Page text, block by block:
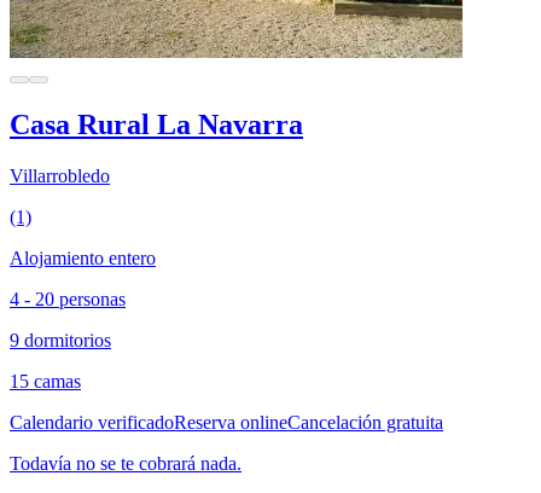
Casa Rural La Navarra
Villarrobledo
(1)
Alojamiento entero
4 - 20 personas
9 dormitorios
15 camas
Calendario verificadoReserva onlineCancelación gratuita
Todavía no se te cobrará nada.